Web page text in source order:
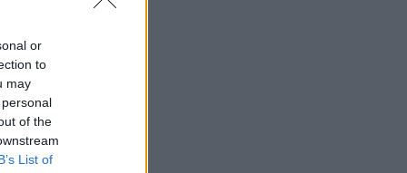
or
to
may
of the
List of